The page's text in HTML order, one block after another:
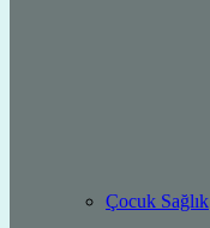
Çocuk Sağlık